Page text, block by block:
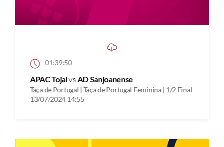
01:39:50
APAC Tojalvs AD Sanjoanense
Taça de Portugal | Taça de Portugal Feminina | 1/2 Final
13/07/2024 14:55